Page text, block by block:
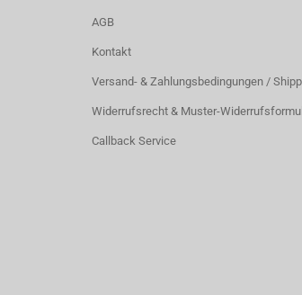
AGB
Kontakt
Versand- & Zahlungsbedingungen /
Widerrufsrecht & Muster-
Callback Service